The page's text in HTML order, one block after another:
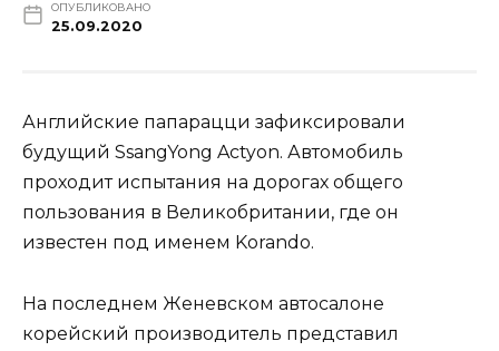
ОПУБЛИКОВАНО
25.09.2020
Английские папарацци зафиксировали
будущий SsangYong Actyon. Автомобиль
проходит испытания на дорогах общего
пользования в Великобритании, где он
известен под именем Korando.
На последнем Женевском автосалоне
корейский производитель представил